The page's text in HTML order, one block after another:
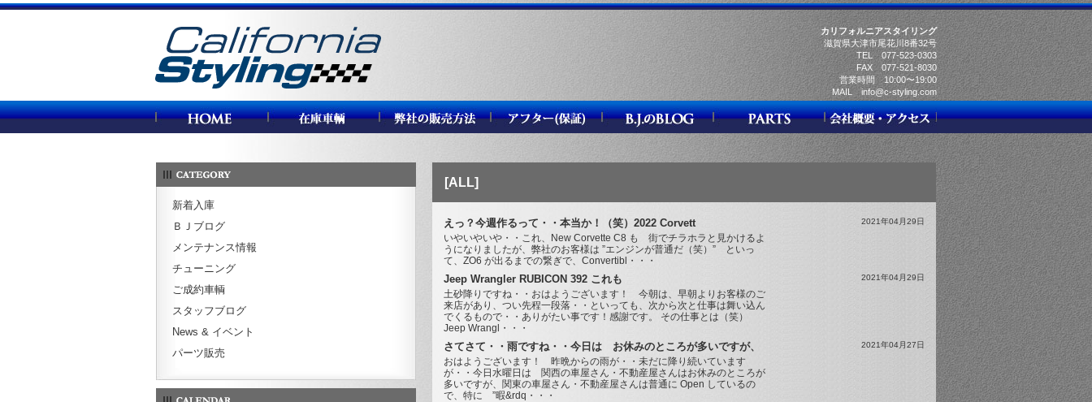
カリフォルニアスタイリング
滋賀県大津市尾花川8番32号
TEL 077-523-0303
FAX 077-521-8030
営業時間 10:00〜19:00
MAIL info@c-styling.com
新着入庫
ＢＪブログ
メンテナンス情報
チューニング
ご成約車輌
スタッフブログ
News & イベント
パーツ販売
[ALL]
えっ？今週作るって・・本当か！（笑）2022 Corvett
いやいやいや・・これ、New Corvette C8 も 街でチラホラと見かけるよ
うになりましたが、弊社のお客様は ”エンジンが普通だ（笑）” といっ
て、ZO6 が出るまでの繋ぎで、Convertibl・・・
2021年04月29日
Jeep Wrangler RUBICON 392 これも
土砂降りですね・・おはようございます！ 今朝は、早朝よりお客様のご
来店があり、つい先程一段落・・といっても、次から次と仕事は舞い込ん
でくるもので・・ありがたい事です！感謝です。 その仕事とは（笑）
Jeep Wrangl・・・
2021年04月29日
さてさて・・雨ですね・・今日は お休みのところが多いですが、
おはようございます！ 昨晩からの雨が・・未だに降り続いています
が・・今日水曜日は 関西の車屋さん・不動産屋さんはお休みのところが
多いですが、関東の車屋さん・不動産屋さんは普通に Open しているの
で、特に ”暇&rdq・・・
2021年04月27日